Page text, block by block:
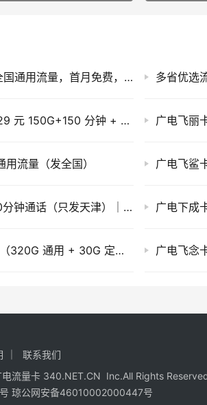
广电祥龙卡29元月租99G全国通用流量，首月免费，流量结转，有效期10年
上海广电流量卡 怎么办理 29 元 150G+150 分钟 + 充 200 送 100 返 10 个月
流量（发全国）
广电麻花卡29元180G+250分钟通话（只发天津）｜天津广电本地专属大流量神卡
广电陕阳卡28元350G流量（320G 通用 + 30G 定向）+200分钟通话（只发陕西）
联系我们
电流量卡 340.NET.CN Inc.All Rights
琼公网安备46010002000447号